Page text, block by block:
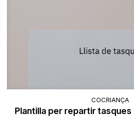
COCRIANÇA
Plantilla per repartir